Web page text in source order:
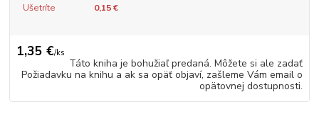
Ušetríte 0,15 €
1,35 €/ks
Táto kniha je bohužiaľ predaná. Môžete si ale zadať
Požiadavku na knihu a ak sa opäť objaví, zašleme Vám email o
opätovnej dostupnosti.